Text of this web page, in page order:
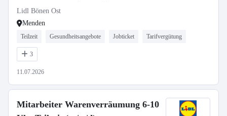
Lidl Bönen Ost
Menden
Teilzeit Gesundheitsangebote Jobticket Tarifvergütung
3
11.07.2026
Mitarbeiter Warenverräumung 6-10